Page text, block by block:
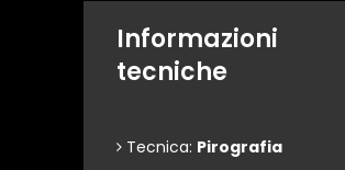
Informazioni
tecniche
Tecnica: Pirografia